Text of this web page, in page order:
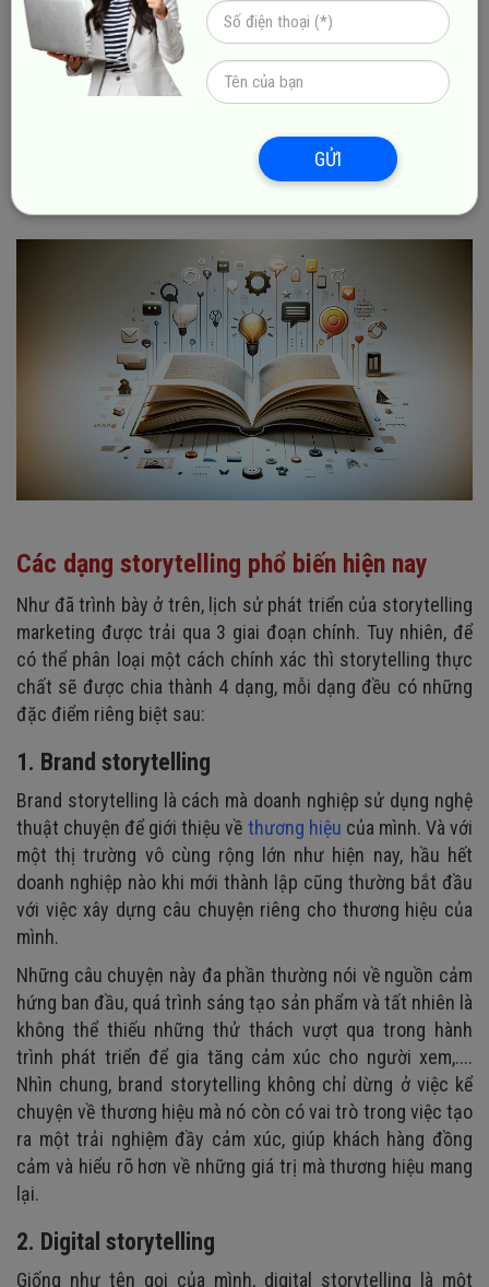
Hãy tưởng tượng, nếu khách hàng của bạn là phụ nữ thì có
lẽ họ sẽ có xu hướng yêu thích thời trang và mỹ phẩm,
trong khi đàn ông lại có niềm đam mê hơn với thể thao.
Vậy nên, điều quan trọng mà bạn cần làm đó là phải thật
sự hiểu rõ khách hàng, từ đó chọn lựa nội dung câu
chuyện phù hợp nhằm trực tiếp đi thẳng vào trái tim và
Các dạng storytelling phổ biến hiện nay
Như đã trình bày ở trên, lịch sử phát triển của storytelling
marketing được trải qua 3 giai đoạn chính. Tuy nhiên, để
có thể phân loại một cách chính xác thì storytelling thực
chất sẽ được chia thành 4 dạng, mỗi dạng đều có những
đặc điểm riêng biệt sau:
1. Brand storytelling
Brand storytelling là cách mà doanh nghiệp sử dụng nghệ
thuật chuyện để giới thiệu về thương hiệu của mình. Và với
một thị trường vô cùng rộng lớn như hiện nay, hầu hết
doanh nghiệp nào khi mới thành lập cũng thường bắt đầu
với việc xây dựng câu chuyện riêng cho thương hiệu của
mình.
Những câu chuyện này đa phần thường nói về nguồn cảm
hứng ban đầu, quá trình sáng tạo sản phẩm và tất nhiên là
không thể thiếu những thử thách vượt qua trong hành
trình phát triển để gia tăng cảm xúc cho người xem,....
Nhìn chung, brand storytelling không chỉ dừng ở việc kể
chuyện về thương hiệu mà nó còn có vai trò trong việc tạo
ra một trải nghiệm đầy cảm xúc, giúp khách hàng đồng
cảm và hiểu rõ hơn về những giá trị mà thương hiệu mang
lại.
2. Digital storytelling
Giống như tên gọi của mình, digital storytelling là một
GỬI